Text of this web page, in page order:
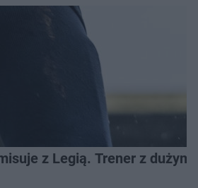
z Legią. Trener z dużym